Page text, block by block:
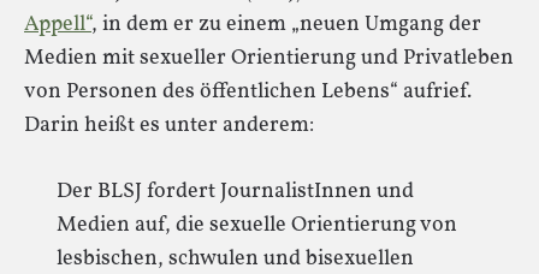
Appell“, in dem er zu einem „neuen Umgang der
Medien mit sexueller Orientierung und Privatleben
von Personen des öffentlichen Lebens“ aufrief.
Darin heißt es unter anderem:
Der BLSJ fordert JournalistInnen und
Medien auf, die sexuelle Orientierung von
lesbischen, schwulen und bisexuellen